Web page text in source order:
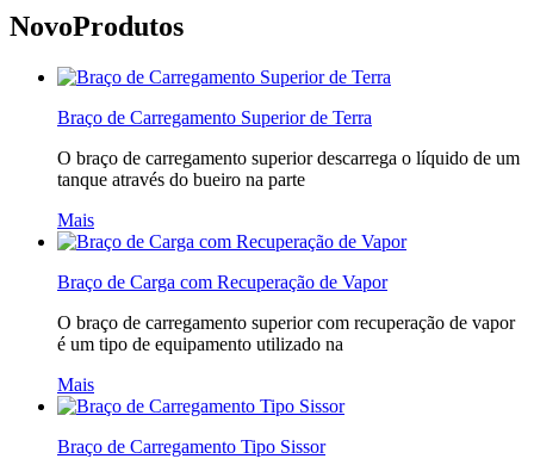
NovoProdutos
Braço de Carregamento Superior de Terra
O braço de carregamento superior descarrega o líquido de um
tanque através do bueiro na parte
Mais
Braço de Carga com Recuperação de Vapor
O braço de carregamento superior com recuperação de vapor
é um tipo de equipamento utilizado na
Mais
Braço de Carregamento Tipo Sissor